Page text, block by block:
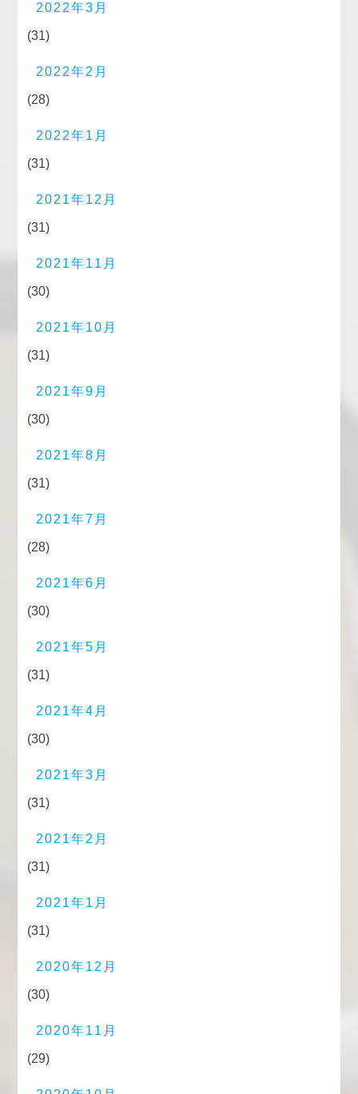
2022年3月
(31)
2022年2月
(28)
2022年1月
(31)
2021年12月
(31)
2021年11月
(30)
2021年10月
(31)
2021年9月
(30)
2021年8月
(31)
2021年7月
(28)
2021年6月
(30)
2021年5月
(31)
2021年4月
(30)
2021年3月
(31)
2021年2月
(31)
2021年1月
(31)
2020年12月
(30)
2020年11月
(29)